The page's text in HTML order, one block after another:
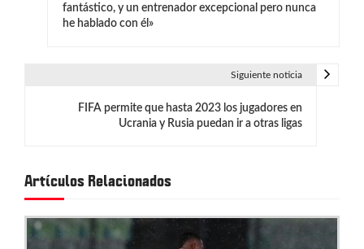
i
n
fantástico, y un entrenador excepcional pero nunca
he hablado con él»
Siguiente noticia
FIFA permite que hasta 2023 los jugadores en
Ucrania y Rusia puedan ir a otras ligas
Artículos Relacionados